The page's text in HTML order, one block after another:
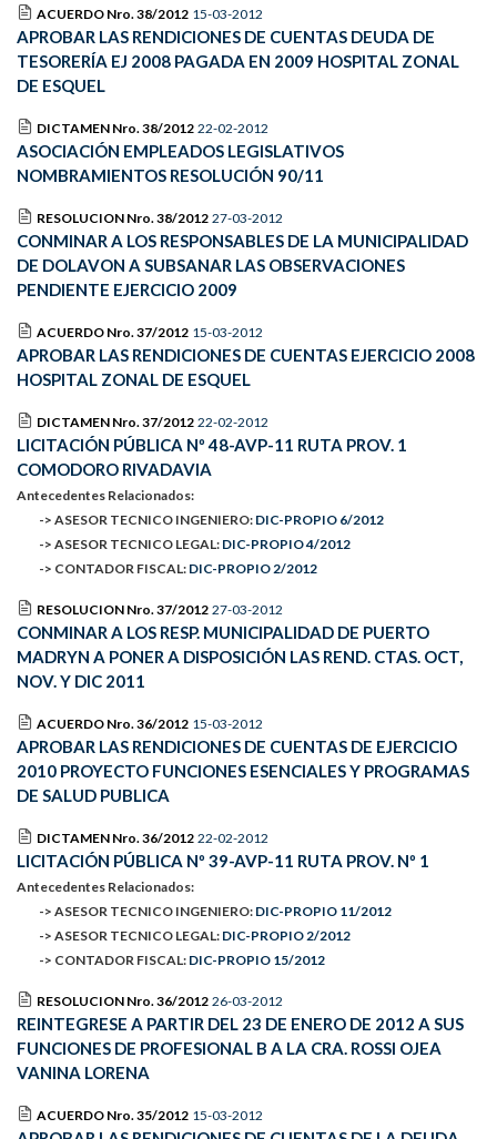
ACUERDO Nro. 38/2012 15-03-2012
APROBAR LAS RENDICIONES DE CUENTAS DEUDA DE
TESORERÍA EJ 2008 PAGADA EN 2009 HOSPITAL ZONAL
DE ESQUEL
DICTAMEN Nro. 38/2012 22-02-2012
ASOCIACIÓN EMPLEADOS LEGISLATIVOS
NOMBRAMIENTOS RESOLUCIÓN 90/11
RESOLUCION Nro. 38/2012 27-03-2012
CONMINAR A LOS RESPONSABLES DE LA MUNICIPALIDAD
DE DOLAVON A SUBSANAR LAS OBSERVACIONES
PENDIENTE EJERCICIO 2009
ACUERDO Nro. 37/2012 15-03-2012
APROBAR LAS RENDICIONES DE CUENTAS EJERCICIO 2008
HOSPITAL ZONAL DE ESQUEL
DICTAMEN Nro. 37/2012 22-02-2012
LICITACIÓN PÚBLICA Nº 48-AVP-11 RUTA PROV. 1
COMODORO RIVADAVIA
Antecedentes Relacionados:
-> ASESOR TECNICO INGENIERO: DIC-PROPIO 6/2012
-> ASESOR TECNICO LEGAL: DIC-PROPIO 4/2012
-> CONTADOR FISCAL: DIC-PROPIO 2/2012
RESOLUCION Nro. 37/2012 27-03-2012
CONMINAR A LOS RESP. MUNICIPALIDAD DE PUERTO
MADRYN A PONER A DISPOSICIÓN LAS REND. CTAS. OCT,
NOV. Y DIC 2011
ACUERDO Nro. 36/2012 15-03-2012
APROBAR LAS RENDICIONES DE CUENTAS DE EJERCICIO
2010 PROYECTO FUNCIONES ESENCIALES Y PROGRAMAS
DE SALUD PUBLICA
DICTAMEN Nro. 36/2012 22-02-2012
LICITACIÓN PÚBLICA Nº 39-AVP-11 RUTA PROV. Nº 1
Antecedentes Relacionados:
-> ASESOR TECNICO INGENIERO: DIC-PROPIO 11/2012
-> ASESOR TECNICO LEGAL: DIC-PROPIO 2/2012
-> CONTADOR FISCAL: DIC-PROPIO 15/2012
RESOLUCION Nro. 36/2012 26-03-2012
REINTEGRESE A PARTIR DEL 23 DE ENERO DE 2012 A SUS
FUNCIONES DE PROFESIONAL B A LA CRA. ROSSI OJEA
VANINA LORENA
ACUERDO Nro. 35/2012 15-03-2012